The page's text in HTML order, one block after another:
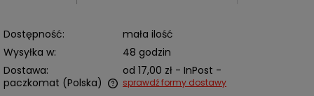
Dostępność:
mała ilość
Wysyłka w:
48 godzin
Dostawa:
od 17,00 zł - InPost -
paczkomat (Polska) sprawdź formy dostawy